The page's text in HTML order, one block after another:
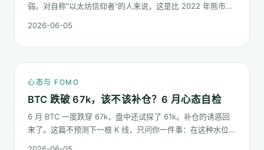
弱。对自称"以太坊信仰者"的人来说，这是比 2022 年熊市更
2026-06-05
心态与 FOMO
BTC 跌破 67k，该不该补仓？6 月心态自检
6 月 BTC 一度跌穿 67k，盘中还试探了 61k。补仓的诱惑回
来了。这篇不预测下一根 K 线，只问你一件事：在这种水位面